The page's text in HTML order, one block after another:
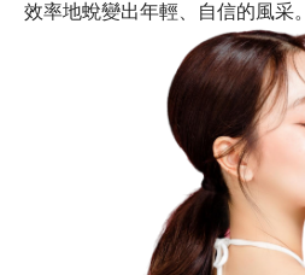
效率地蛻變出年輕、自信的風采。